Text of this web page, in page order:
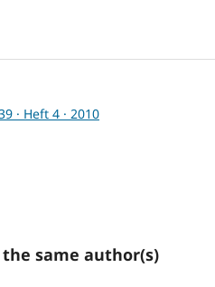
· Heft 4 · 2010
same author(s)